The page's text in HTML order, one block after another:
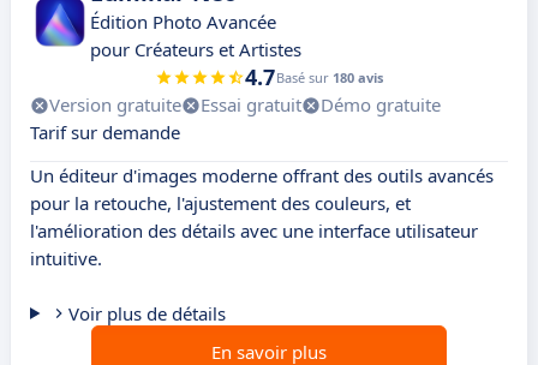
Édition Photo Avancée
pour Créateurs et Artistes
4.7Basé sur 180 avis
Version gratuite Essai gratuit
Démo gratuite
Tarif sur demande
Un éditeur d'images moderne offrant des outils avancés
pour la retouche, l'ajustement des couleurs, et
l'amélioration des détails avec une interface utilisateur
intuitive.
Voir plus de détails
En savoir plus